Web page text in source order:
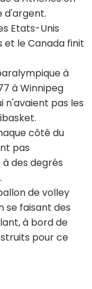
d'argent.
Etats-Unis
le Canada finit
à
à Winnipeg
n'avaient pas les
côté du
pas
des degrés
de volley
se faisant des
à bord de
pour ce